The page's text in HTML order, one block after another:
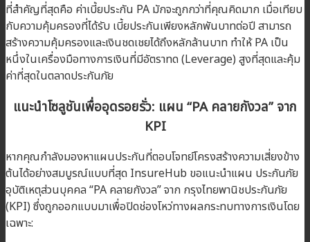
ที่สำคัญที่สุดคือ ค่าเบี้ยประกัน PA มักจะถูกกว่าที่คุณคิดมาก เมื่อเทียบ
กับความคุ้มครองที่ได้รับ เบี้ยประกันเพียงหลักพันบาทต่อปี สามารถ
สร้างความคุ้มครองและเงินชดเชยได้ถึงหลักล้านบาท ทำให้ PA เป็น
หนึ่งในเครื่องมือทางการเงินที่มีอัตราทด (Leverage) สูงที่สุดและคุ้ม
ค่าที่สุดในตลาดประกันภัย
แนะนำโซลูชันเพื่ออุดรอยรั่ว: แผน “PA คลายกังวล” จาก
KPI
หากคุณกำลังมองหาแผนประกันที่ตอบโจทย์โครงสร้างความเสี่ยงข้าง
ต้นได้อย่างสมบูรณ์แบบที่สุด InsureHub ขอแนะนำแผน ประกันภัย
อุบัติเหตุส่วนบุคคล “PA คลายกังวล” จาก กรุงไทยพานิชประกันภัย
(KPI) ซึ่งถูกออกแบบมาเพื่อปิดช่องโหว่ทางผลกระทบทางการเงินโดย
เฉพาะ: